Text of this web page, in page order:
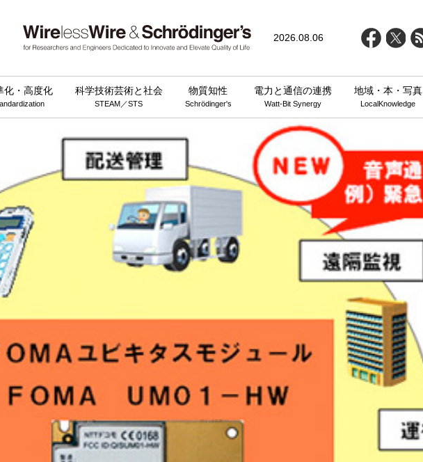
2026.08.06
化・高度化 科学技術芸術と社会
STEAM／STS
物質知性
Schrödinger's
電力と通信の連携
Watt-Bit Synergy
地域・本・写真
LocalKnowledge